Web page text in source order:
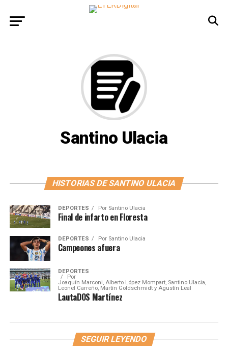
Santino Ulacia
HISTORIAS DE SANTINO ULACIA
DEPORTES Por Santino Ulacia
Final de infarto en Floresta
DEPORTES Por Santino Ulacia
Campeones afuera
DEPORTES
Por
Joaquín Marconi, Alberto López Mompart, Santino Ulacia,
Leonel Carreño, Martín Goldschmidt y Agustín Leal
LautaDOS Martínez
SEGUIR LEYENDO